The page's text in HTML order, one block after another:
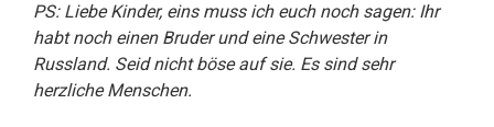
PS: Liebe Kinder, eins muss ich euch noch sagen: Ihr
habt noch einen Bruder und eine Schwester in
Russland. Seid nicht böse auf sie. Es sind sehr
herzliche Menschen.